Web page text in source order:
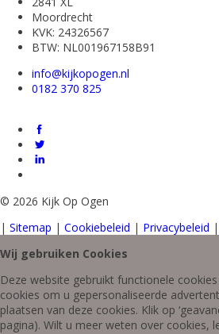
Moordrecht
KVK: 24326567
BTW: NL001967158B91
info@kijkopogen.nl
0182 370 825
© 2026 Kijk Op Ogen
| Sitemap | Cookiebeleid | Privacybeleid |
Wij gebruiken Cookies
Deze website gebruikt functionele
cookies om u gepersonaliseerde
plaatsen van deze cookies. Klik op
pagina). Wilt u meer weten over cookies,